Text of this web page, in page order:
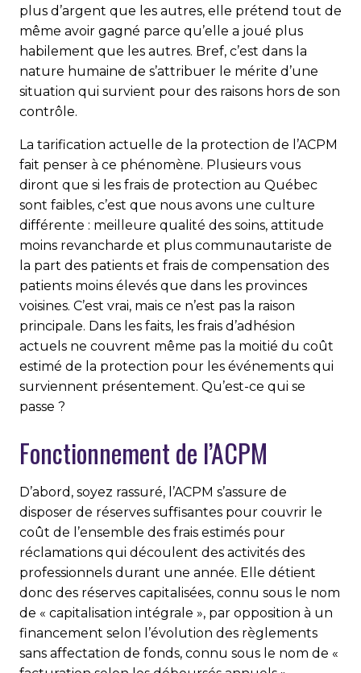
plus d’argent que les autres, elle prétend tout de
même avoir gagné parce qu’elle a joué plus
habilement que les autres. Bref, c’est dans la
nature humaine de s’attribuer le mérite d’une
situation qui survient pour des raisons hors de son
contrôle.
La tarification actuelle de la protection de l’ACPM
fait penser à ce phénomène. Plusieurs vous
diront que si les frais de protection au Québec
sont faibles, c’est que nous avons une culture
différente : meilleure qualité des soins, attitude
moins revancharde et plus communautariste de
la part des patients et frais de compensation des
patients moins élevés que dans les provinces
voisines. C’est vrai, mais ce n’est pas la raison
principale. Dans les faits, les frais d’adhésion
actuels ne couvrent même pas la moitié du coût
estimé de la protection pour les événements qui
surviennent présentement. Qu’est-ce qui se
passe ?
Fonctionnement de l’ACPM
D’abord, soyez rassuré, l’ACPM s’assure de
disposer de réserves suffisantes pour couvrir le
coût de l’ensemble des frais estimés pour
réclamations qui découlent des activités des
professionnels durant une année. Elle détient
donc des réserves capitalisées, connu sous le nom
de « capitalisation intégrale », par opposition à un
financement selon l’évolution des règlements
sans affectation de fonds, connu sous le nom de «